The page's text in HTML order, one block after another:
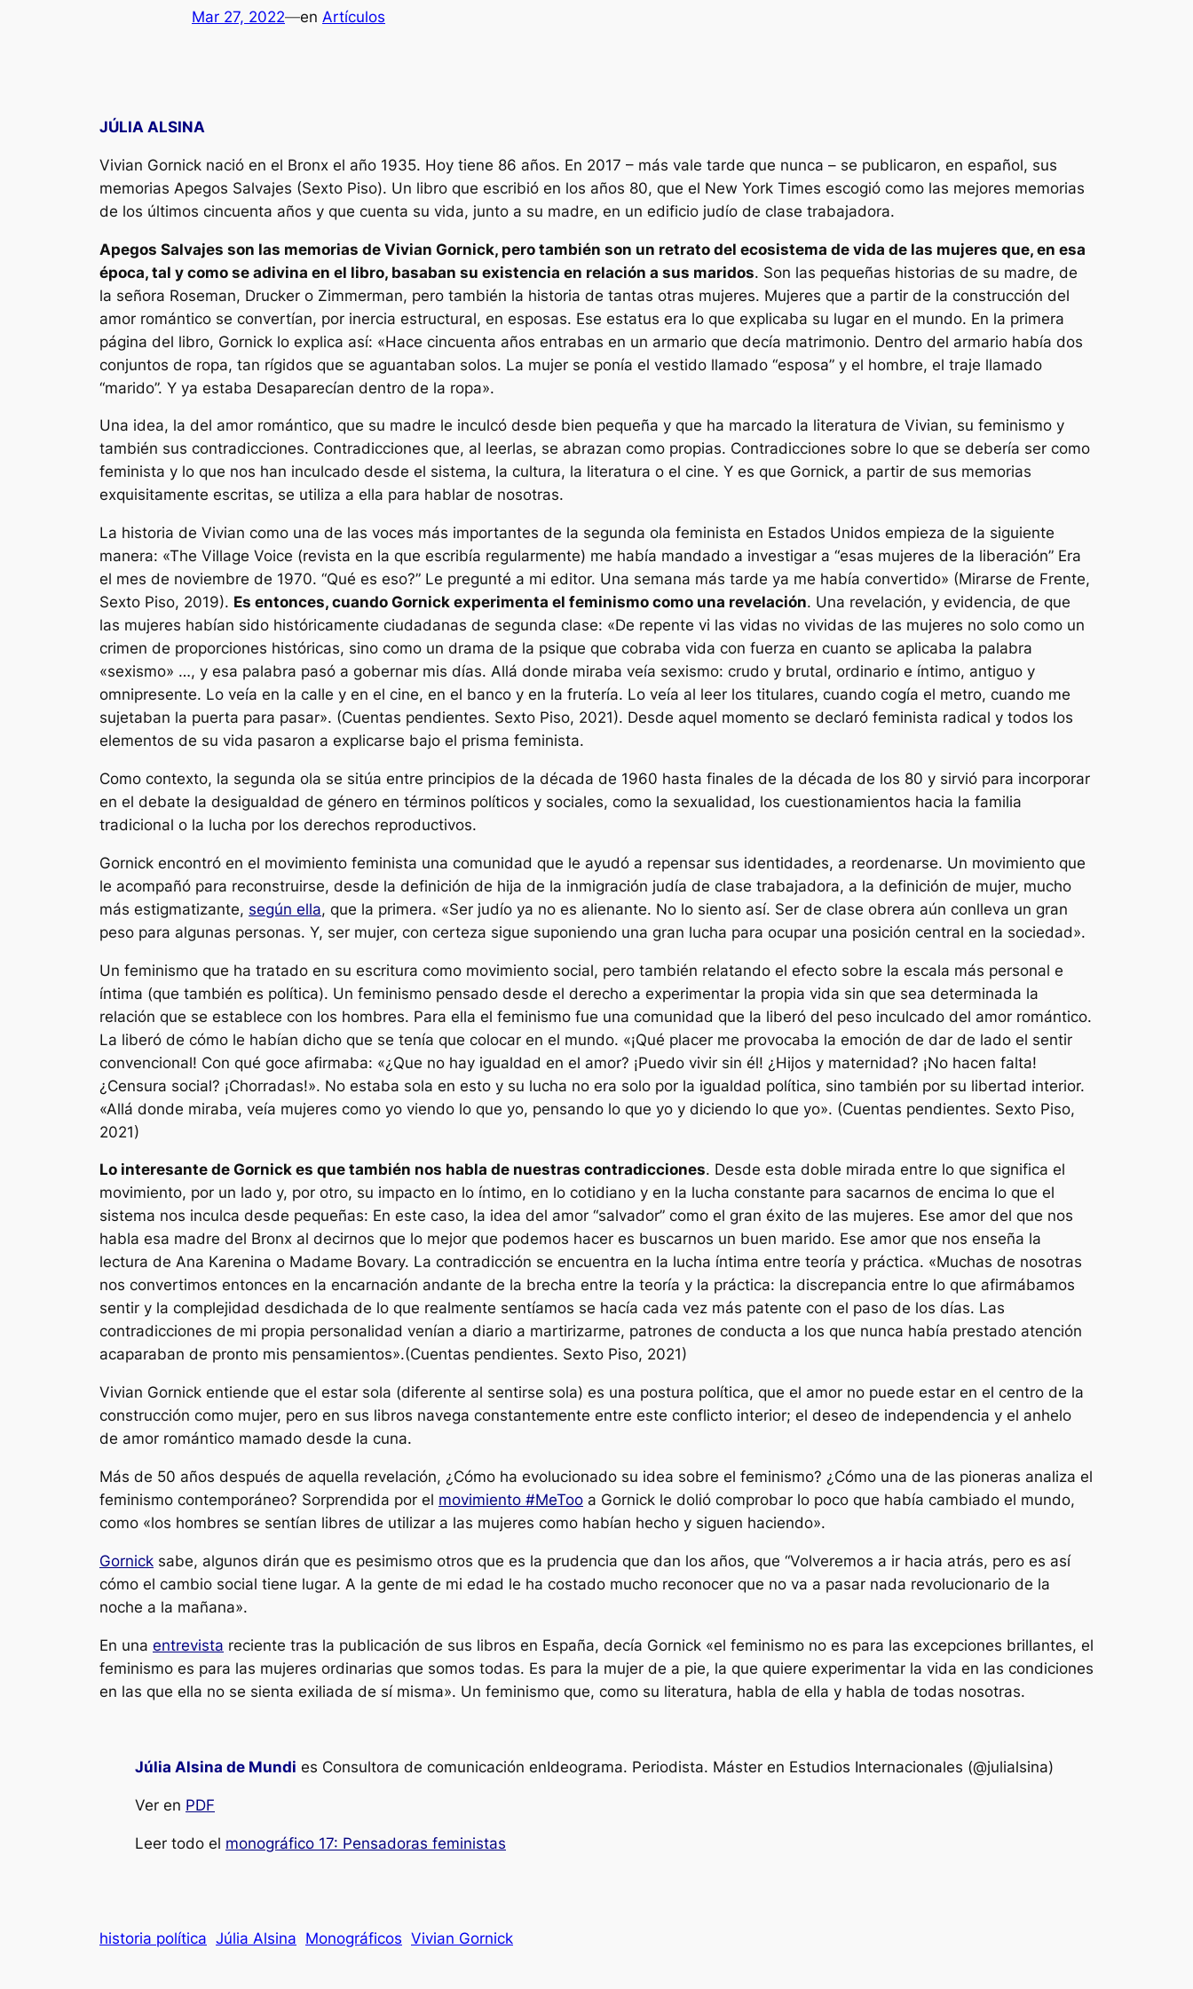
Mar 27, 2022—en Artículos
JÚLIA ALSINA
Vivian Gornick nació en el Bronx el año 1935. Hoy tiene 86 años. En 2017 – más vale tarde que nunca – se publicaron, en español, sus
memorias Apegos Salvajes (Sexto Piso). Un libro que escribió en los años 80, que el New York Times escogió como las mejores memorias
de los últimos cincuenta años y que cuenta su vida, junto a su madre, en un edificio judío de clase trabajadora.
Apegos Salvajes son las memorias de Vivian Gornick, pero también son un retrato del ecosistema de vida de las mujeres que, en esa
época, tal y como se adivina en el libro, basaban su existencia en relación a sus maridos. Son las pequeñas historias de su madre, de
la señora Roseman, Drucker o Zimmerman, pero también la historia de tantas otras mujeres. Mujeres que a partir de la construcción del
amor romántico se convertían, por inercia estructural, en esposas. Ese estatus era lo que explicaba su lugar en el mundo. En la primera
página del libro, Gornick lo explica así: «Hace cincuenta años entrabas en un armario que decía matrimonio. Dentro del armario había dos
conjuntos de ropa, tan rígidos que se aguantaban solos. La mujer se ponía el vestido llamado “esposa” y el hombre, el traje llamado
“marido”. Y ya estaba Desaparecían dentro de la ropa».
Una idea, la del amor romántico, que su madre le inculcó desde bien pequeña y que ha marcado la literatura de Vivian, su feminismo y
también sus contradicciones. Contradicciones que, al leerlas, se abrazan como propias. Contradicciones sobre lo que se debería ser como
feminista y lo que nos han inculcado desde el sistema, la cultura, la literatura o el cine. Y es que Gornick, a partir de sus memorias
exquisitamente escritas, se utiliza a ella para hablar de nosotras.
La historia de Vivian como una de las voces más importantes de la segunda ola feminista en Estados Unidos empieza de la siguiente
manera: «The Village Voice (revista en la que escribía regularmente) me había mandado a investigar a “esas mujeres de la liberación” Era
el mes de noviembre de 1970. “Qué es eso?” Le pregunté a mi editor. Una semana más tarde ya me había convertido» (Mirarse de Frente,
Sexto Piso, 2019). Es entonces, cuando Gornick experimenta el feminismo como una revelación. Una revelación, y evidencia, de que
las mujeres habían sido históricamente ciudadanas de segunda clase: «De repente vi las vidas no vividas de las mujeres no solo como un
crimen de proporciones históricas, sino como un drama de la psique que cobraba vida con fuerza en cuanto se aplicaba la palabra
«sexismo» …, y esa palabra pasó a gobernar mis días. Allá donde miraba veía sexismo: crudo y brutal, ordinario e íntimo, antiguo y
omnipresente. Lo veía en la calle y en el cine, en el banco y en la frutería. Lo veía al leer los titulares, cuando cogía el metro, cuando me
sujetaban la puerta para pasar». (Cuentas pendientes. Sexto Piso, 2021). Desde aquel momento se declaró feminista radical y todos los
elementos de su vida pasaron a explicarse bajo el prisma feminista.
Como contexto, la segunda ola se sitúa entre principios de la década de 1960 hasta finales de la década de los 80 y sirvió para incorporar
en el debate la desigualdad de género en términos políticos y sociales, como la sexualidad, los cuestionamientos hacia la familia
tradicional o la lucha por los derechos reproductivos.
Gornick encontró en el movimiento feminista una comunidad que le ayudó a repensar sus identidades, a reordenarse. Un movimiento que
le acompañó para reconstruirse, desde la definición de hija de la inmigración judía de clase trabajadora, a la definición de mujer, mucho
más estigmatizante, según ella, que la primera. «Ser judío ya no es alienante. No lo siento así. Ser de clase obrera aún conlleva un gran
peso para algunas personas. Y, ser mujer, con certeza sigue suponiendo una gran lucha para ocupar una posición central en la sociedad».
Un feminismo que ha tratado en su escritura como movimiento social, pero también relatando el efecto sobre la escala más personal e
íntima (que también es política). Un feminismo pensado desde el derecho a experimentar la propia vida sin que sea determinada la
relación que se establece con los hombres. Para ella el feminismo fue una comunidad que la liberó del peso inculcado del amor romántico.
La liberó de cómo le habían dicho que se tenía que colocar en el mundo. «¡Qué placer me provocaba la emoción de dar de lado el sentir
convencional! Con qué goce afirmaba: «¿Que no hay igualdad en el amor? ¡Puedo vivir sin él! ¿Hijos y maternidad? ¡No hacen falta!
¿Censura social? ¡Chorradas!». No estaba sola en esto y su lucha no era solo por la igualdad política, sino también por su libertad interior.
«Allá donde miraba, veía mujeres como yo viendo lo que yo, pensando lo que yo y diciendo lo que yo». (Cuentas pendientes. Sexto Piso,
2021)
Lo interesante de Gornick es que también nos habla de nuestras contradicciones. Desde esta doble mirada entre lo que significa el
movimiento, por un lado y, por otro, su impacto en lo íntimo, en lo cotidiano y en la lucha constante para sacarnos de encima lo que el
sistema nos inculca desde pequeñas: En este caso, la idea del amor “salvador” como el gran éxito de las mujeres. Ese amor del que nos
habla esa madre del Bronx al decirnos que lo mejor que podemos hacer es buscarnos un buen marido. Ese amor que nos enseña la
lectura de Ana Karenina o Madame Bovary. La contradicción se encuentra en la lucha íntima entre teoría y práctica. «Muchas de nosotras
nos convertimos entonces en la encarnación andante de la brecha entre la teoría y la práctica: la discrepancia entre lo que afirmábamos
sentir y la complejidad desdichada de lo que realmente sentíamos se hacía cada vez más patente con el paso de los días. Las
contradicciones de mi propia personalidad venían a diario a martirizarme, patrones de conducta a los que nunca había prestado atención
acaparaban de pronto mis pensamientos».(Cuentas pendientes. Sexto Piso, 2021)
Vivian Gornick entiende que el estar sola (diferente al sentirse sola) es una postura política, que el amor no puede estar en el centro de la
construcción como mujer, pero en sus libros navega constantemente entre este conflicto interior; el deseo de independencia y el anhelo
de amor romántico mamado desde la cuna.
Más de 50 años después de aquella revelación, ¿Cómo ha evolucionado su idea sobre el feminismo? ¿Cómo una de las pioneras analiza el
feminismo contemporáneo? Sorprendida por el movimiento #MeToo a Gornick le dolió comprobar lo poco que había cambiado el mundo,
como «los hombres se sentían libres de utilizar a las mujeres como habían hecho y siguen haciendo».
Gornick sabe, algunos dirán que es pesimismo otros que es la prudencia que dan los años, que “Volveremos a ir hacia atrás, pero es así
cómo el cambio social tiene lugar. A la gente de mi edad le ha costado mucho reconocer que no va a pasar nada revolucionario de la
noche a la mañana».
En una entrevista reciente tras la publicación de sus libros en España, decía Gornick «el feminismo no es para las excepciones brillantes, el
feminismo es para las mujeres ordinarias que somos todas. Es para la mujer de a pie, la que quiere experimentar la vida en las condiciones
en las que ella no se sienta exiliada de sí misma». Un feminismo que, como su literatura, habla de ella y habla de todas nosotras.
Júlia Alsina de Mundi es Consultora de comunicación enIdeograma. Periodista. Máster en Estudios Internacionales (@julialsina)
Ver en PDF
Leer todo el monográfico 17: Pensadoras feministas
historia política Júlia Alsina Monográficos Vivian Gornick